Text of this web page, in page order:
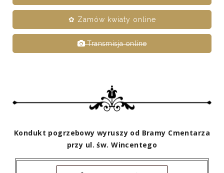
✿ Zamów kwiaty online
Transmisja online
Kondukt pogrzebowy wyruszy od Bramy Cmentarza
przy ul. św. Wincentego